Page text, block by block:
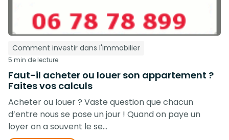
Comment investir dans l'immobilier
5 min de lecture
Faut-il acheter ou louer son appartement ?
Faites vos calculs
Acheter ou louer ? Vaste question que chacun
d’entre nous se pose un jour ! Quand on paye un
loyer on a souvent le se...